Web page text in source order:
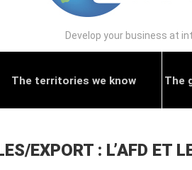
Develop your business at
The territories we know The
EXPORT : L’AFD ET